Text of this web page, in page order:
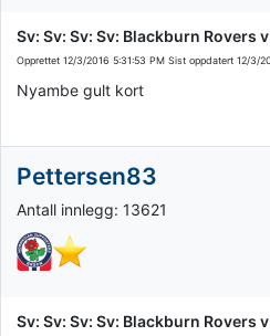
Sv: Sv: Sv: Sv: Blackburn Rovers
Opprettet 12/3/2016 5:31:53 PM Sist oppdatert 12/3/
Nyambe gult kort
Pettersen83
Antall innlegg: 13621
Sv: Sv: Sv: Sv: Blackburn Rovers